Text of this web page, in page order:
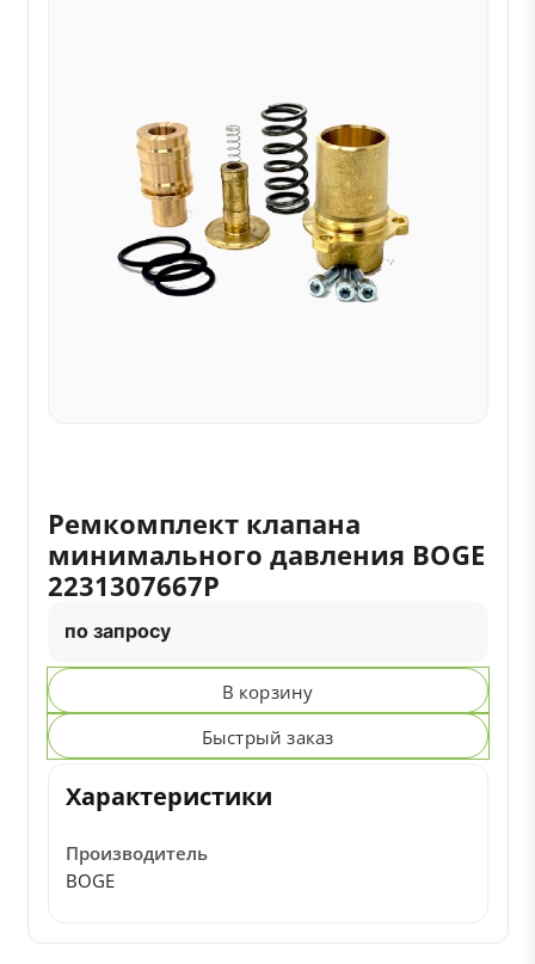
Ремкомплект клапана
минимального давления BOGE
2231307667P
по запросу
В корзину
Быстрый заказ
Характеристики
Производитель
BOGE